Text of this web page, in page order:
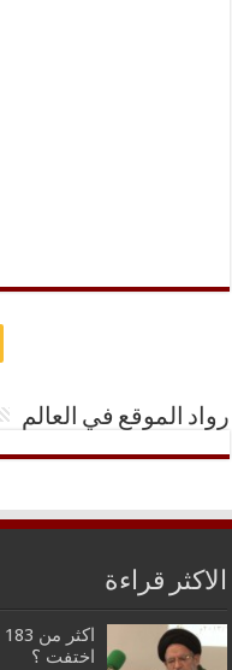
رواد الموقع في العالم
الاكثر قراءة
اختفت ؟